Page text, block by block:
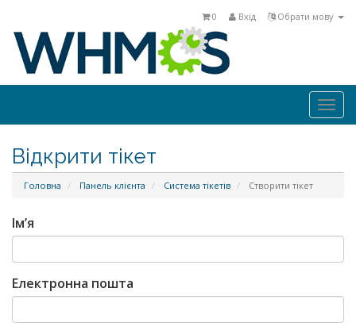
Обрати мову
Вхід
0
Відкрити тікет
Головна Панель клієнта Система тікетів Створити тікет
Ім’я
Електронна пошта